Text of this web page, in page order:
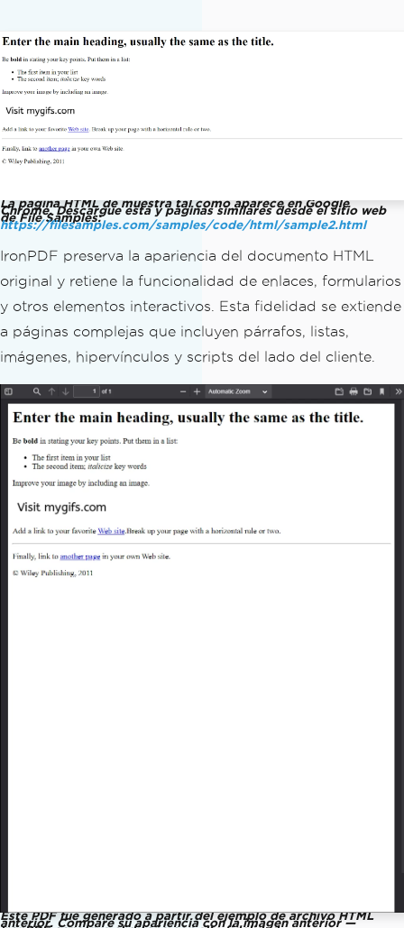
La página HTML de muestra tal como aparece en Google
Chrome. Descargue esta y páginas similares desde el sitio web
de File Samples:
https://filesamples.com/samples/code/html/sample2.html
IronPDF preserva la apariencia del documento HTML
original y retiene la funcionalidad de enlaces, formularios
y otros elementos interactivos. Esta fidelidad se extiende
a páginas complejas que incluyen párrafos, listas,
imágenes, hipervínculos y scripts del lado del cliente.
Este PDF fue generado a partir del ejemplo de archivo HTML
anterior. Compare su apariencia con la imagen anterior —